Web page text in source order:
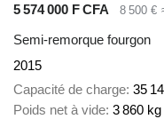
5 574 000 F CFA
8 500 €
Semi-remorque fourgon
2015
Capacité de charge 35
Poids net à vide 3 860 kg